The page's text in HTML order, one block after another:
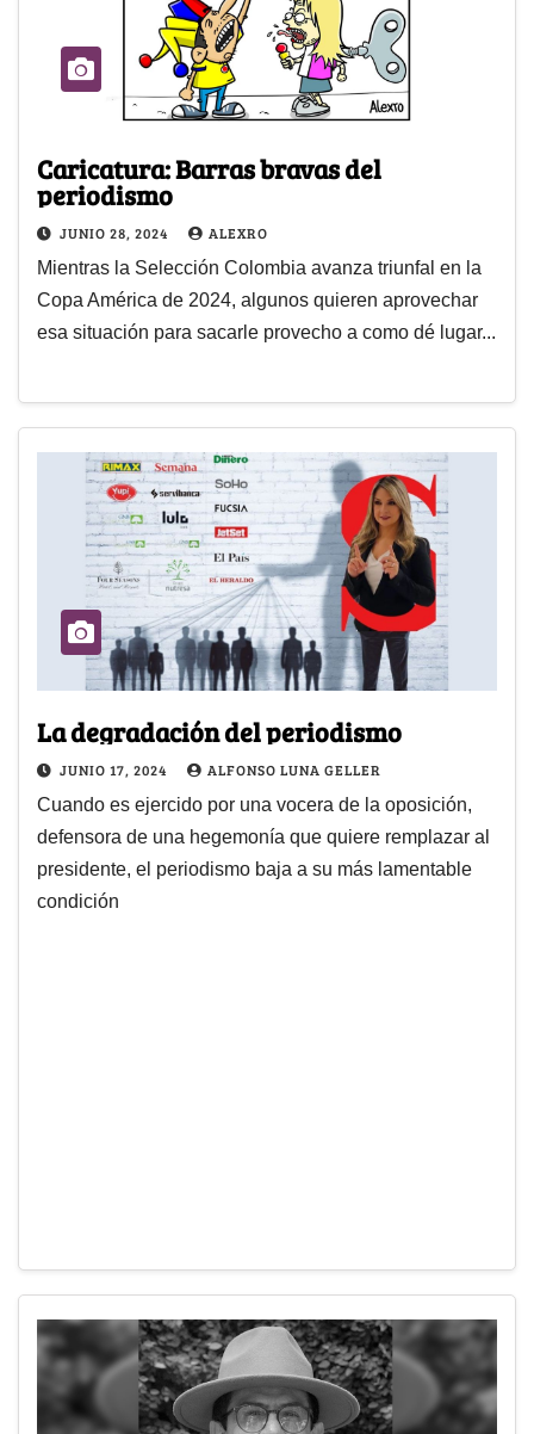
Caricatura: Barras bravas del
periodismo
JUNIO 28, 2024 ALEXRO
Mientras la Selección Colombia avanza triunfal en la
Copa América de 2024, algunos quieren aprovechar
esa situación para sacarle provecho a como dé lugar...
La degradación del periodismo
JUNIO 17, 2024 ALFONSO LUNA GELLER
Cuando es ejercido por una vocera de la oposición,
defensora de una hegemonía que quiere remplazar al
presidente, el periodismo baja a su más lamentable
condición